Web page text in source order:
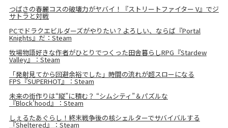
つばさの春麗コスの破壊力がヤバイ！『ストリートファイター V』でジ
サトラと対戦
PCでドラクエビルダーズがやりたい？よろしい、ならば『Portal
Knights』だ：Steam
牧場物語好きな作者がひとりでつくった田舎暮らしRPG『Stardew
Valley』：Steam
「発射見てから回避余裕でした」時間の流れが超スローになる
FPS『SUPERHOT』：Steam
未来の街作りは“縦”に積む？ “シムシティ”＆パズルな
『Block'hood』：Steam
しぇるたあぐらし！終末戦争後の核シェルターでサバイバルする
『Sheltered』：Steam